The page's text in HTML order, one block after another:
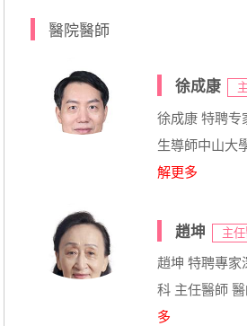
醫院醫師
徐成康
徐成康 特聘专
生導師中山大
解更多
趙坤 主
趙坤 特聘專家
科 主任醫師
多